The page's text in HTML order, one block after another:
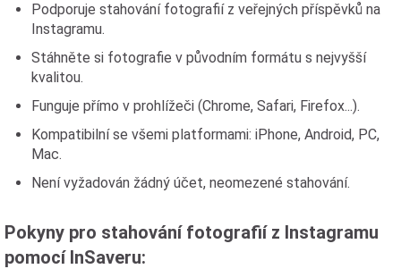
Podporuje stahování fotografií z veřejných příspěvků na
Instagramu.
Stáhněte si fotografie v původním formátu s nejvyšší
kvalitou.
Funguje přímo v prohlížeči (Chrome, Safari, Firefox...).
Kompatibilní se všemi platformami: iPhone, Android, PC,
Mac.
Není vyžadován žádný účet, neomezené stahování.
Pokyny pro stahování fotografií z Instagramu
pomocí InSaveru: